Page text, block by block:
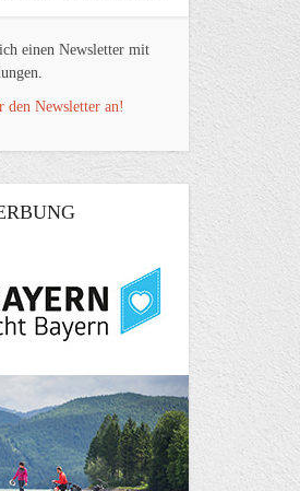
einen Newsletter mit
den Newsletter an!